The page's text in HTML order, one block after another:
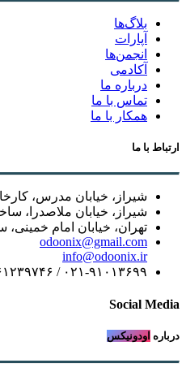
بلاگ‌ها
آپارات
انجمن‌ها
آکادمی
درباره ما
تماس با ما
همکار با ما
ارتباط با ما
شیراز، خیابان مدرس،
شیراز، خیابان ملاصدرا،
تهران، خیابان امام خمینی،
odoonix@gmail.com
info@odoonix.ir
۰۲۱-۹۱۰۱۳۶۹۹ / ۰۹۹۶۱۲۳۹۷۴۶ / ۰۹۱۰۱۹۸۱۷۱۳-۱۴
Social Media
درباره اودونیکس